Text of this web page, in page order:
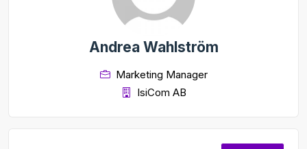
Andrea Wahlström
Marketing Manager
IsiCom AB